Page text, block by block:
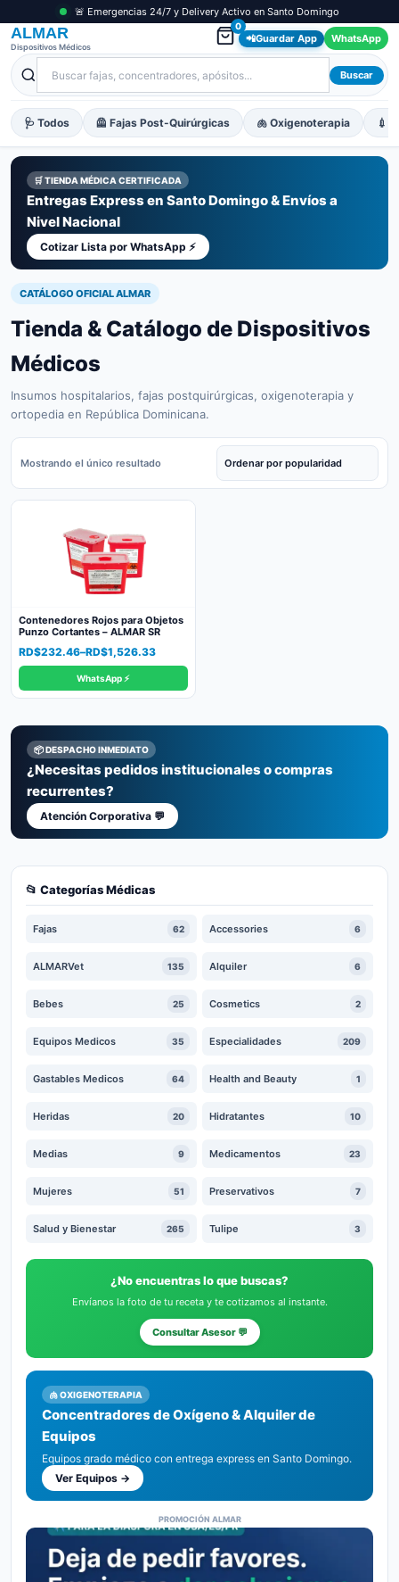
🚨 Emergencias 24/7 y Delivery Activo en Santo Domingo
ALMAR
Dispositivos Médicos
0
📲Guardar App WhatsApp
Buscar
🩺 Todos 🦺 Fajas Post-Quirúrgicas 🫁 Oxigenoterapia 💉
🛒 TIENDA MÉDICA CERTIFICADA
Entregas Express en Santo Domingo & Envíos a
Nivel Nacional
Cotizar Lista por WhatsApp ⚡
CATÁLOGO OFICIAL ALMAR
Tienda & Catálogo de Dispositivos
Médicos
Insumos hospitalarios, fajas postquirúrgicas, oxigenoterapia y
ortopedia en República Dominicana.
📂 Categorías Médicas
Fajas 62 Accessories 6
ALMARVet 135 Alquiler 6
Bebes 25 Cosmetics 2
Equipos Medicos 35 Especialidades 209
Gastables Medicos 64 Health and Beauty 1
Heridas 20 Hidratantes 10
Medias 9 Medicamentos 23
Mujeres 51 Preservativos 7
Salud y Bienestar 265 Tulipe 3
¿No encuentras lo que buscas?
Envíanos la foto de tu receta y te cotizamos al instante.
Consultar Asesor 💬
🫁 OXIGENOTERAPIA
Concentradores de Oxígeno & Alquiler de
Equipos
Equipos grado médico con entrega express en Santo Domingo.
Ver Equipos →
PROMOCIÓN ALMAR
Mostrando el único resultado
Contenedores Rojos para Objetos
Punzo Cortantes – ALMAR SR
RD$232.46–RD$1,526.33
Price
range:
RD$232.46
through
WhatsApp ⚡
📦 DESPACHO INMEDIATO
¿Necesitas pedidos institucionales o compras
recurrentes?
Atención Corporativa 💬